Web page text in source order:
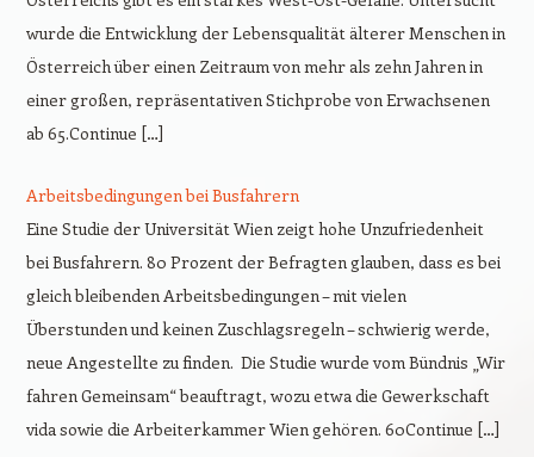
wurde die Entwicklung der Lebensqualität älterer Menschen in
Österreich über einen Zeitraum von mehr als zehn Jahren in
einer großen, repräsentativen Stichprobe von Erwachsenen
ab 65.Continue […]
Arbeitsbedingungen bei Busfahrern
Eine Studie der Universität Wien zeigt hohe Unzufriedenheit
bei Busfahrern. 80 Prozent der Befragten glauben, dass es bei
gleich bleibenden Arbeitsbedingungen – mit vielen
Überstunden und keinen Zuschlagsregeln – schwierig werde,
neue Angestellte zu finden. Die Studie wurde vom Bündnis „Wir
fahren Gemeinsam“ beauftragt, wozu etwa die Gewerkschaft
vida sowie die Arbeiterkammer Wien gehören. 60Continue […]